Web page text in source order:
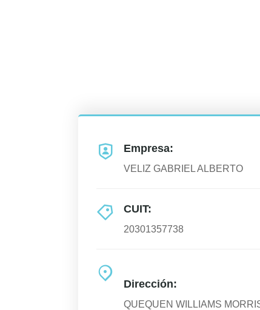
Empresa:
VELIZ GABRIEL ALBERTO
CUIT:
20301357738
Dirección:
QUEQUEN WILLIAMS